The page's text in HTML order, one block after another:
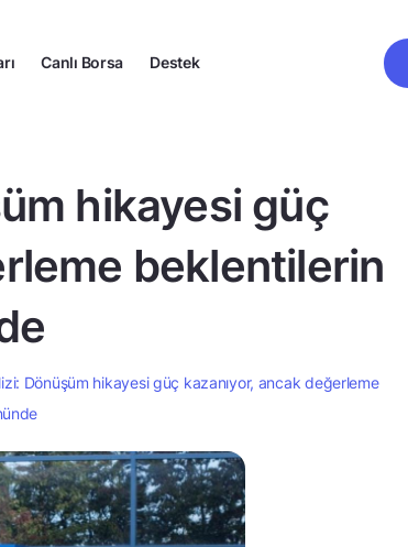
Canlı Borsa Destek
hikayesi güç
beklentilerin
Dönüşüm hikayesi güç kazanıyor, ancak değerleme